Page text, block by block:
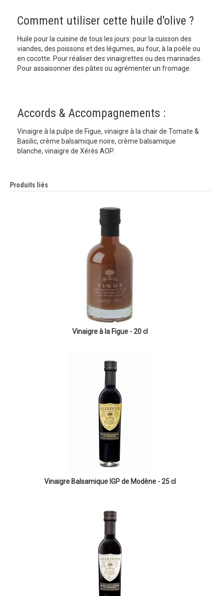
Comment utiliser cette huile d'olive ?
Huile pour la cuisine de tous les jours: pour la cuisson des
viandes, des poissons et des légumes, au four, à la poêle ou
en cocotte. Pour réaliser des vinaigrettes ou des marinades.
Pour assaisonner des pâtes ou agrémenter un fromage.
Accords & Accompagnements :
Vinaigre à la pulpe de Figue, vinaigre à la chair de Tomate &
Basilic, crème balsamique noire, crème balsamique
blanche, vinaigre de Xérès AOP.
Produits liés
Vinaigre à la Figue - 20 cl
Vinaigre Balsamique IGP de Modène - 25 cl